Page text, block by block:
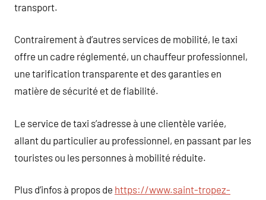
transport.
Contrairement à d’autres services de mobilité, le taxi
offre un cadre réglementé, un chauffeur professionnel,
une tarification transparente et des garanties en
matière de sécurité et de fiabilité.
Le service de taxi s’adresse à une clientèle variée,
allant du particulier au professionnel, en passant par les
touristes ou les personnes à mobilité réduite.
Plus d’infos à propos de https://www.saint-tropez-